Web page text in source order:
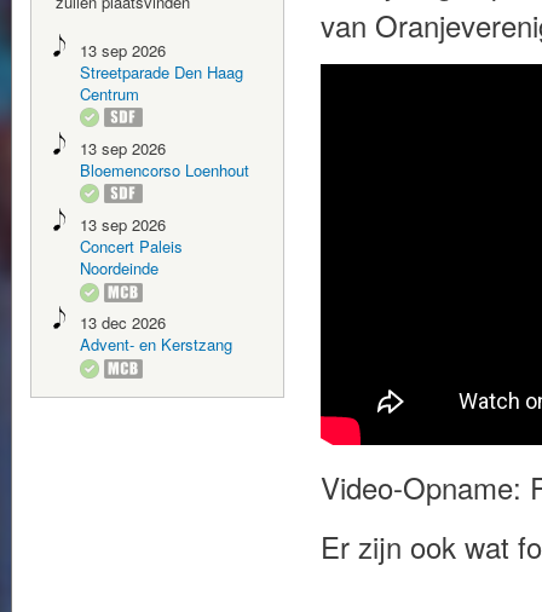
13 sep 2026
Streetparade Den Haag
Centrum
13 sep 2026
Bloemencorso Loenhout
13 sep 2026
Concert Paleis
Noordeinde
13 dec 2026
Advent- en Kerstzang
van
Video-Opname:
Er zijn ook wat